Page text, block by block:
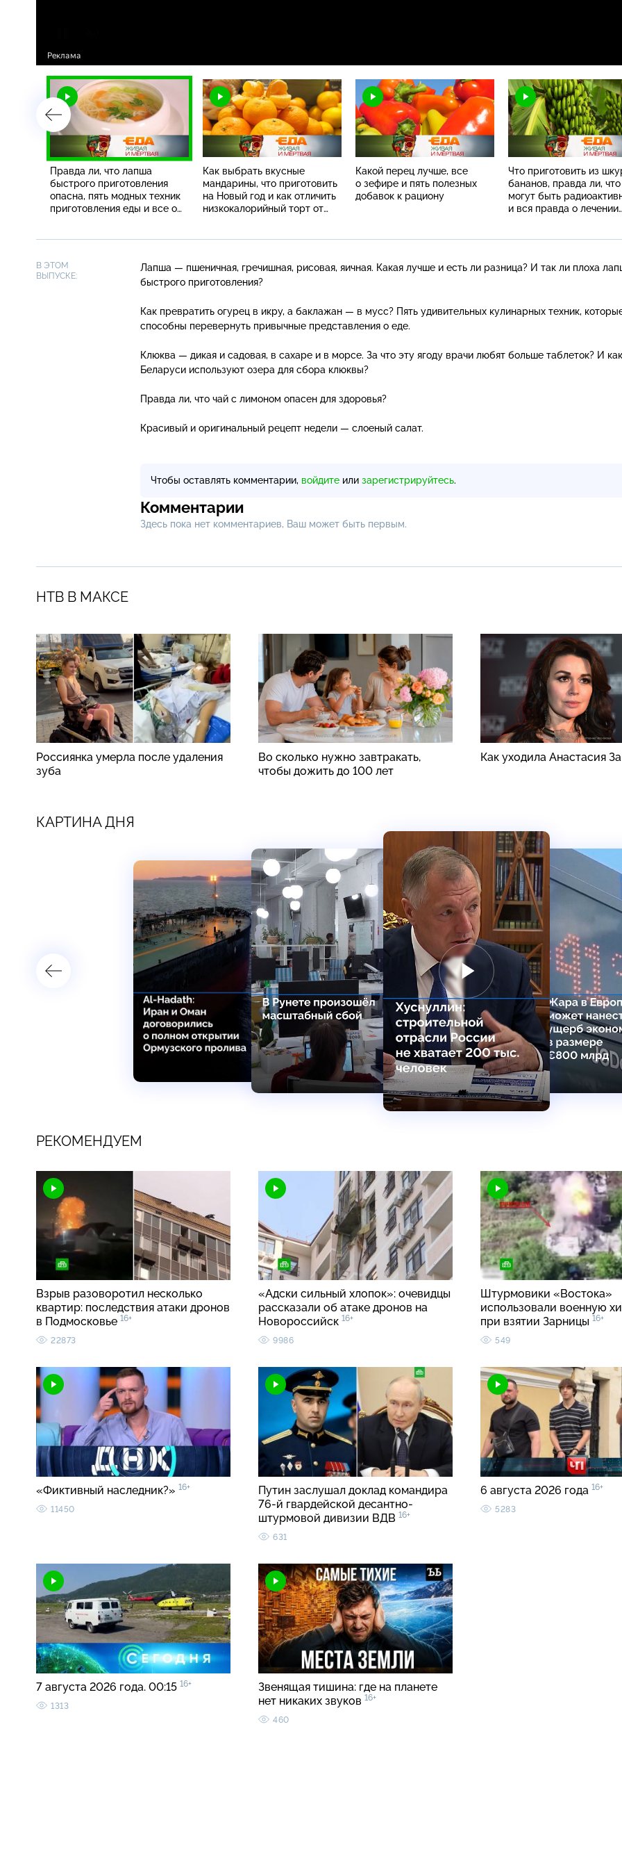
Правда ли, что лапша
быстрого приготовления
опасна, пять модных техник
приготовления еды и все о
Как выбрать вкусные
мандарины, что приготовить
на Новый год и как отличить
низкокалорийный торт от
Какой перец лучше, все
о зефире и пять полезных
добавок к рациону
Что приготовить из
бананов, правда ли,
могут быть
и вся правда о лечении
В ЭТОМ
ВЫПУСКЕ:
Лапша — пшеничная, гречишная, рисовая, яичная. Какая лучше и есть ли разница? И так ли плоха
быстрого приготовления?
Как превратить огурец в икру, а баклажан — в мусс? Пять удивительных кулинарных техник,
способны перевернуть привычные представления о еде.
Клюква — дикая и садовая, в сахаре и в морсе. За что эту ягоду врачи любят больше таблеток? И
Беларуси используют озера для сбора клюквы?
Правда ли, что чай с лимоном опасен для здоровья?
Красивый и оригинальный рецепт недели — слоеный салат.
Чтобы оставлять комментарии, войдите или зарегистрируйтесь.
Комментарии
Здесь пока нет комментариев, Ваш может быть первым.
НТВ В МАКСЕ
Россиянка умерла после удаления
зуба
Во сколько нужно завтракать,
чтобы дожить до 100 лет
Как уходила Анастасия
КАРТИНА ДНЯ
РЕКОМЕНДУЕМ
Взрыв разоворотил несколько
квартир: последствия атаки дронов
в Подмосковье 16+
22873
«Адски сильный хлопок»: очевидцы
рассказали об атаке дронов на
Новороссийск 16+
9986
Штурмовики «Востока»
использовали военную
при взятии Зарницы 16+
549
«Фиктивный наследник?» 16+
11450
Путин заслушал доклад командира
76-й гвардейской десантно-
штурмовой дивизии ВДВ 16+
631
6 августа 2026 года 16+
5283
7 августа 2026 года. 00:15 16+
1313
Звенящая тишина: где на планете
нет никаких звуков 16+
460